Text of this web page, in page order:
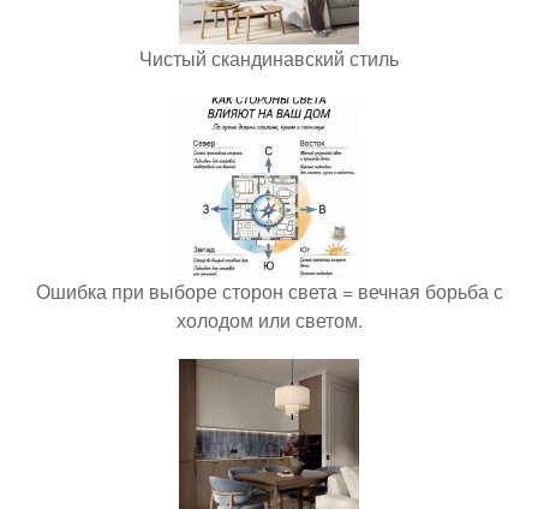
Чистый скандинавский стиль
Ошибка при выборе сторон света = вечная борьба с
холодом или светом.